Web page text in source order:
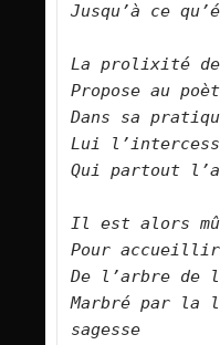
Jusqu’à ce
La prolixité
Propose au
Dans sa
Lui
Qui partout
Il est alors
Pour
De l’arbre de
Marbré par la
sagesse